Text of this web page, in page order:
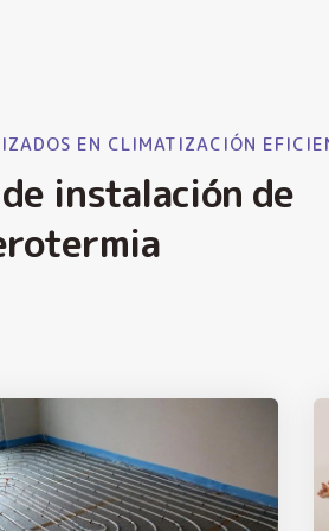
EN CLIMATIZACIÓN
instalación de